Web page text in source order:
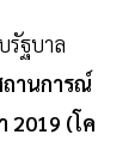
รัฐบาล
านการณ์
2019 (โค